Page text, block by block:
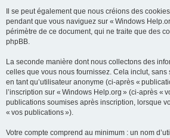
Il se peut également que nous créions des
pendant que vous naviguez sur « Windows
périmètre de ce document, qui ne traite que des
phpBB.
La seconde manière dont nous collectons des
celles que vous nous fournissez. Cela inclut, sans
en tant qu’utilisateur anonyme (ci-après «
l’inscription sur « Windows Help.org » (ci-après «
publications soumises après inscription, lorsque
« vos publications »).
Votre compte comprend au minimum : un nom